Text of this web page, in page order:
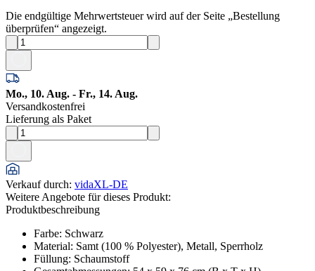
Die endgültige Mehrwertsteuer wird auf der Seite „Bestellung
überprüfen“ angezeigt.
Mo., 10. Aug. - Fr., 14. Aug.
Versandkostenfrei
Lieferung als Paket
Verkauf durch: vidaXL-DE
Weitere Angebote für dieses Produkt:
Produktbeschreibung
Farbe: Schwarz
Material: Samt (100 % Polyester), Metall, Sperrholz
Füllung: Schaumstoff